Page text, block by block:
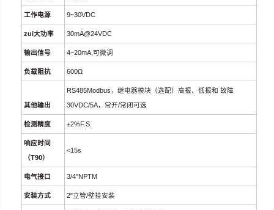
工作电源 9~30VDC
zui大功率 30mA@24VDC
输出信号 4~20mA, 可微调
负载阻抗 600Ω
其他输出
RS485Modbus ， 继电器模块（选配）高报、低报和 故障
30VDC/5A， 常开/常闭可选
检测精度 ±2%F.S.
响应时间
（T90）
<15s
电气接口 3/4"NPTM
安装方式 2"立管/壁挂安装